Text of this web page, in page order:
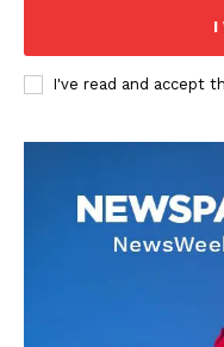
I
I've read and accept